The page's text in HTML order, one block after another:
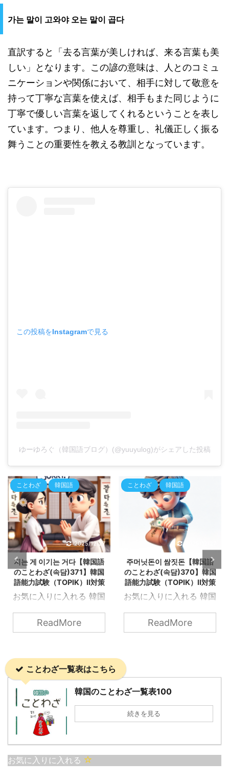
가는 말이 고와야 오는 말이 곱다
直訳すると「去る言葉が美しければ、来る言葉も美
しい」となります。この諺の意味は、人とのコミュ
ニケーションや関係において、相手に対して敬意を
持って丁寧な言葉を使えば、相手もまた同じように
丁寧で優しい言葉を返してくれるということを表し
ています。つまり、他人を尊重し、礼儀正しく振る
舞うことの重要性を教える教訓となっています。
この投稿をInstagramで見る
ゆーゆろぐ（韓国語ブログ）(@yuuyulog)がシェアした投稿
ことわざ 韓国語
2025/12/27
지는 게 이기는 거다【韓国語
のことわざ(속담)371】韓国
語能力試験（TOPIK）Ⅱ対策
お気に入りに入れる 韓国
にも出てくる韓国の「こ
とわざ（속담）」を知ろ
OpenAIのDALL·Eによっ
て生成 지는 게 이기는 거
다 直訳: 「負けることが
勝つことだ」 意味: 物事
をあきらめたり、意図的
に譲歩することが、最終
的にはより大きな利益や
成功、または調和をもた
らすという考えを表して
います。時には戦わずし
ReadMore
ことわざ 韓国語
주머닛돈이 쌈짓돈【韓国語
のことわざ(속담)370】韓国
語能力試験（TOPIK）Ⅱ対策
お気に入りに入れる 韓国
にも出てくる韓国の「こ
とわざ（속담）」を知ろ
て生成 주머닛돈이 쌈짓
のお金と巻き物の中のお
金は同じ」という意味で
使われる韓国のことわざ
分ける必要がない」場
合、 またはお金を「不適
切に使う様子」を表現す
ReadMore
ことわざ一覧表はこちら
韓国のことわざ一覧表100
続きを見る
お気に入りに入れる